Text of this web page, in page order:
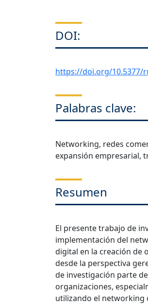
DOI:
https://doi.org/10.5377/
Palabras clave:
Networking, redes
expansión empresarial,
Resumen
El presente trabajo de
implementación del
digital en la creación de
desde la perspectiva
de investigación parte
organizaciones,
utilizando el networking